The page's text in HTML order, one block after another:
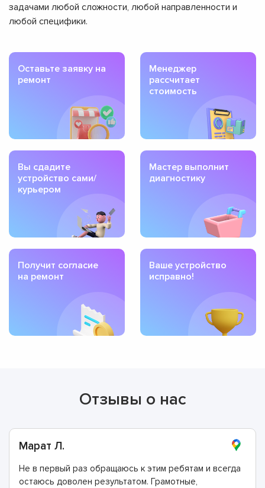
задачами любой сложности, любой направленности и
любой специфики.
Оставьте заявку на
ремонт
Менеджер
рассчитает
стоимость
Вы сдадите
устройство сами/
курьером
Мастер выполнит
диагностику
Получит согласие
на ремонт
Ваше устройство
исправно!
Отзывы о нас
Марат Л.
Не в первый раз обращаюсь к этим ребятам и всегда
остаюсь доволен результатом. Грамотные,